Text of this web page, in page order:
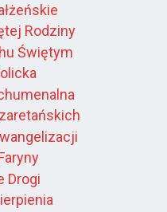
Rodziny
Świętym
Drogi